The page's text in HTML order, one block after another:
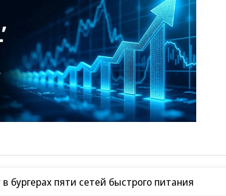
бургерах пяти сетей быстрого питания